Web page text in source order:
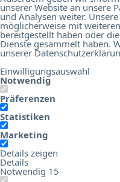
unserer Website an unsere
und Analysen weiter.
möglicherweise mit
bereitgestellt haben oder
Dienste gesammelt haben.
unserer
Einwilligungsauswahl
Notwendig
Präferenzen
Statistiken
Marketing
Details zeigen
Details
Notwendig 15
Contacto.